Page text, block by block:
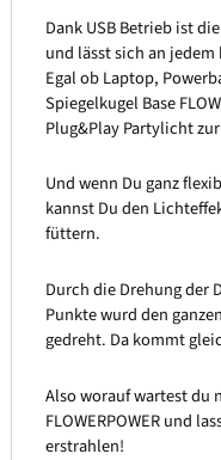
Dank USB Betrieb ist
und lässt sich an
Egal ob Laptop,
Spiegelkugel Base
Plug&Play Partylicht
Und wenn Du ganz
kannst Du den
füttern.
Durch die Drehung der
Punkte wurd den
gedreht. Da kommt
Also worauf wartest du
FLOWERPOWER und
erstrahlen!